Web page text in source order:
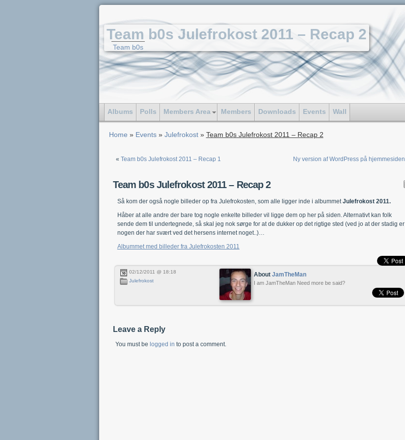
Team b0s Julefrokost 2011 – Recap 2
Team b0s
Albums Polls Members Area Members Downloads Events Wall
Home » Events» Julefrokost» Team b0s Julefrokost 2011 – Recap 2
« Team b0s Julefrokost 2011 – Recap 1 Ny version af WordPress på hjemmesiden
Team b0s Julefrokost 2011 – Recap 2
Så kom der også nogle billeder op fra Julefrokosten, som alle ligger inde i albummetJulefrokost 2011.
Håber at alle andre der bare tog nogle enkelte billeder vil ligge dem op her på siden. Alternativt kan folk
sende dem til undertegnede, så skal jeg nok sørge for at de dukker op det rigtige sted (ved jo at der stadig er
nogen der har svært ved det hersens internet noget..)…
Albummet med billeder fra Julefrokosten 2011
About JamTheMan
I am JamTheMan Need more be said?
02/12/2011 @ 18:18
Julefrokost
Leave a Reply
You must be logged in to post a comment.